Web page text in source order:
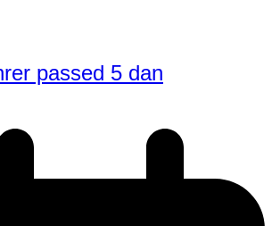
passed 5 dan